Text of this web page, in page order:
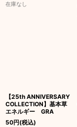
在庫なし
【25th ANNIVERSARY
COLLECTION】基本草
エネルギー GRA
50円(税込)